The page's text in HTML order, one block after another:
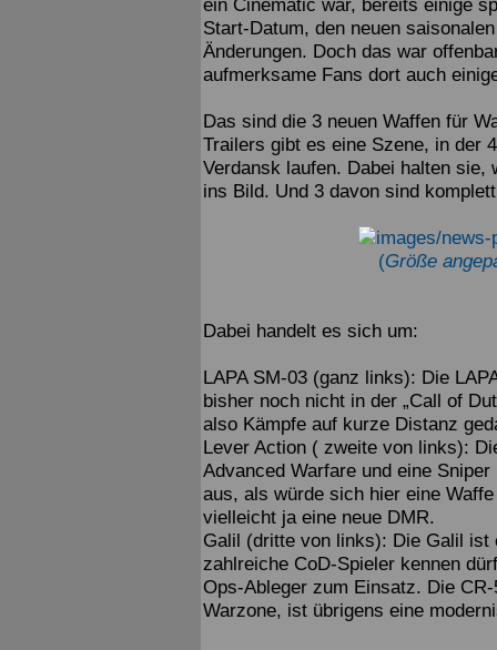
Start-Datum, den neuen
Änderungen. Doch das war
aufmerksame Fans dort auch
Das sind die 3 neuen Waffen für
Trailers gibt es eine Szene, in der
Verdansk laufen. Dabei halten sie,
ins Bild. Und 3 davon sind
(Größe
Dabei handelt es sich um:
LAPA SM-03 (ganz links): Die
bisher noch nicht in der „Call of
also Kämpfe auf kurze Distanz
Lever Action ( zweite von links):
Advanced Warfare und eine
aus, als würde sich hier eine
vielleicht ja eine neue DMR.
Galil (dritte von links): Die Galil ist
zahlreiche CoD-Spieler kennen
Ops-Ableger zum Einsatz. Die
Warzone, ist übrigens eine